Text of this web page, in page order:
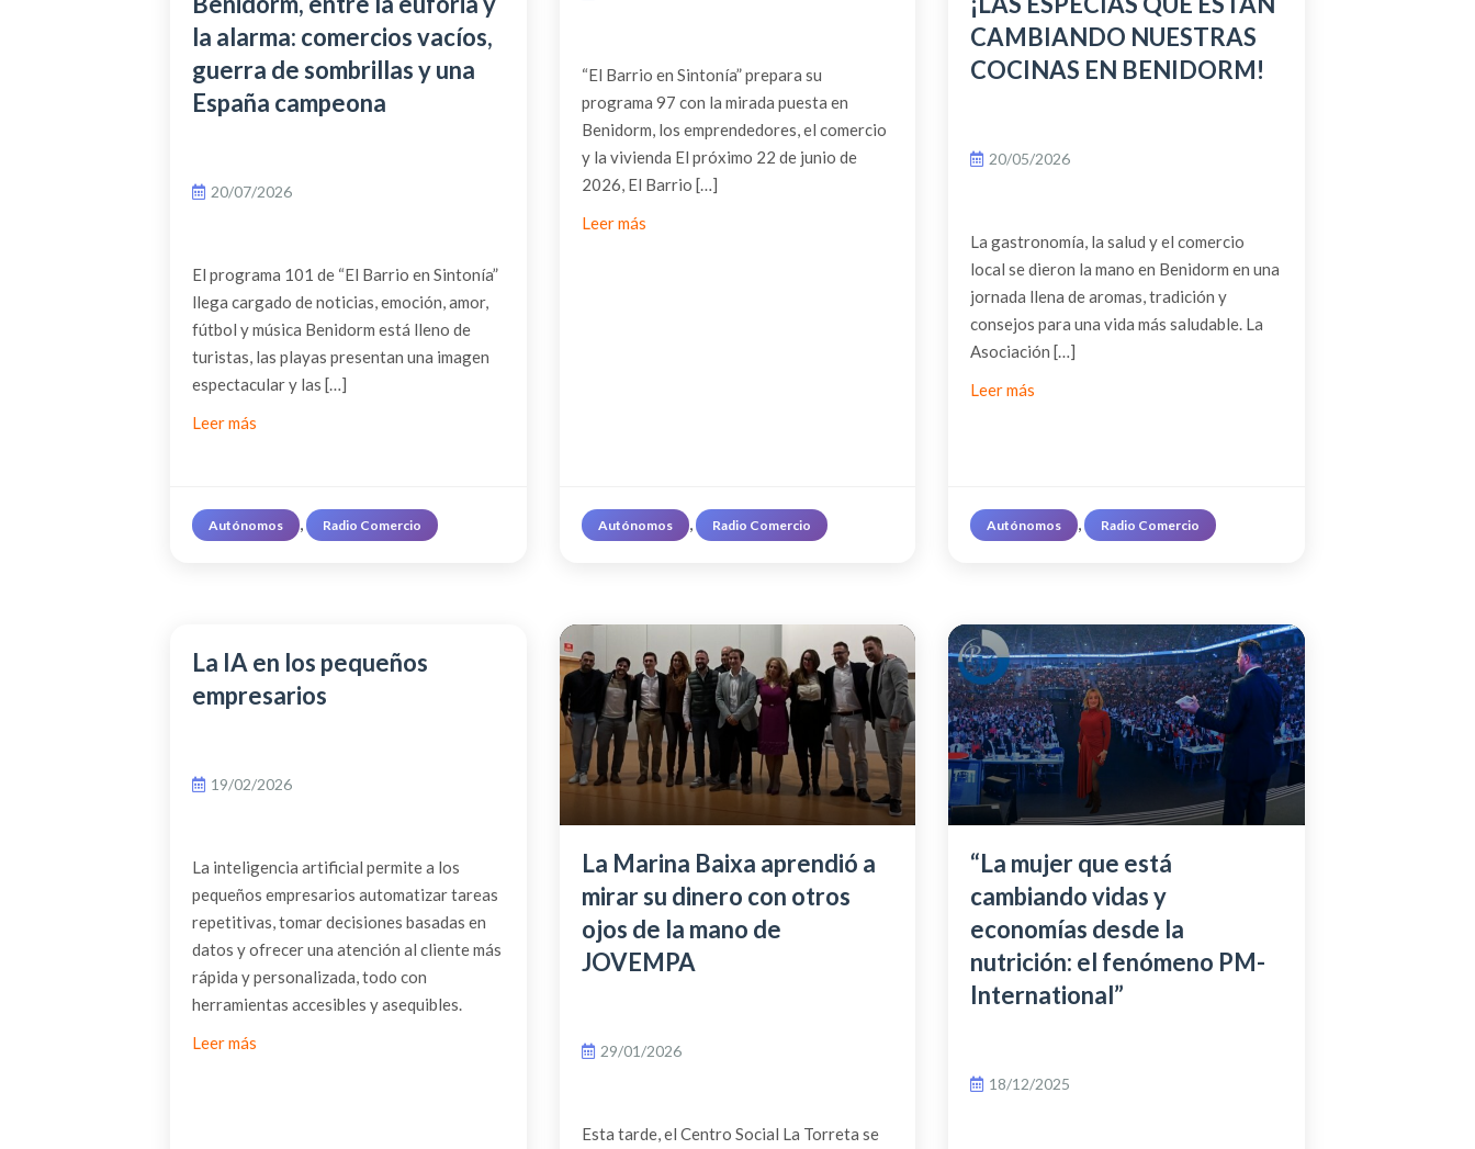
la alarma: comercios vacíos,
guerra de sombrillas y una
España campeona
20/07/2026
El programa 101 de “El Barrio en Sintonía”
llega cargado de noticias, emoción, amor,
fútbol y música Benidorm está lleno de
turistas, las playas presentan una imagen
espectacular y las […]
Leer más
Autónomos , Radio Comercio
“El Barrio en Sintonía” prepara su
programa 97 con la mirada puesta en
Benidorm, los emprendedores, el comercio
y la vivienda El próximo 22 de junio de
2026, El Barrio […]
Leer más
Autónomos , Radio Comercio
CAMBIANDO NUESTRAS
COCINAS EN BENIDORM!
20/05/2026
La gastronomía, la salud y el comercio
local se dieron la mano en Benidorm en una
jornada llena de aromas, tradición y
consejos para una vida más saludable. La
Asociación […]
Leer más
Autónomos , Radio Comercio
La IA en los pequeños
empresarios
19/02/2026
La inteligencia artificial permite a los
pequeños empresarios automatizar tareas
repetitivas, tomar decisiones basadas en
datos y ofrecer una atención al cliente más
rápida y personalizada, todo con
herramientas accesibles y asequibles.
Leer más
La Marina Baixa aprendió a
mirar su dinero con otros
ojos de la mano de
JOVEMPA
29/01/2026
Esta tarde, el Centro Social La Torreta se
“La mujer que está
cambiando vidas y
economías desde la
nutrición: el fenómeno PM-
International”
18/12/2025